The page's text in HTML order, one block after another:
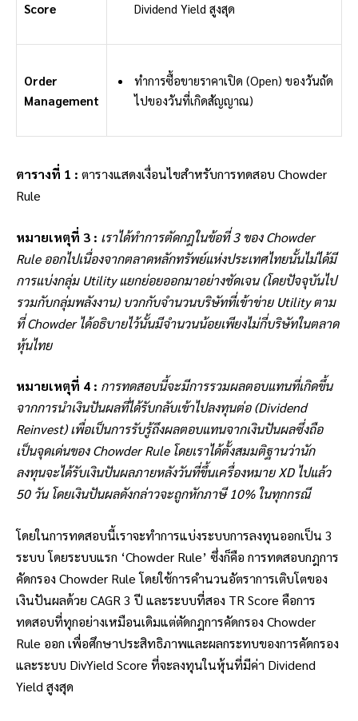
Score
Dividend Yield สูงสุด
Order
Management
ทำการซื้อขายราคาเปิด (Open) ของวันถัด
ไปของวันที่เกิดสัญญาณ)
ตารางที่ 1 : ตารางแสดงเงื่อนไขสำหรับการทดสอบ Chowder
Rule
หมายเหตุที่ 3 : เราได้ทำการตัดกฎในข้อที่ 3 ของ Chowder
Rule ออกไปเนื่องจากตลาดหลักทรัพย์แห่งประเทศไทยนั้นไม่ได้มี
การแบ่งกลุ่ม Utility แยกย่อยออกมาอย่างชัดเจน (โดยปัจจุบันไป
รวมกับกลุ่มพลังงาน) บวกกับจำนวนบริษัทที่เข้าข่าย Utility ตาม
ที่ Chowder ได้อธิบายไว้นั้นมีจำนวนน้อยเพียงไม่กี่บริษัทในตลาด
หุ้นไทย
หมายเหตุที่ 4 : การทดสอบนี้จะมีการรวมผลตอบแทนที่เกิดขึ้น
จากการนำเงินปันผลที่ได้รับกลับเข้าไปลงทุนต่อ (Dividend
Reinvest) เพื่อเป็นการรับรู้ถึงผลตอบแทนจากเงินปันผลซึ่งถือ
เป็นจุดเด่นของ Chowder Rule โดยเราได้ตั้งสมมติฐานว่านัก
ลงทุนจะได้รับเงินปันผลภายหลังวันที่ขึ้นเครื่องหมาย XD ไปแล้ว
50 วัน โดยเงินปันผลดังกล่าวจะถูกหักภาษี 10% ในทุกกรณี
โดยในการทดสอบนี้เราจะทำการแบ่งระบบการลงทุนออกเป็น 3
ระบบ โดยระบบแรก ‘Chowder Rule’ ซึ่งก็คือ การทดสอบกฎการ
คัดกรอง Chowder Rule โดยใช้การคำนวนอัตราการเติบโตของ
เงินปันผลด้วย CAGR 3 ปี และระบบที่สอง TR Score คือการ
ทดสอบที่ทุกอย่างเหมือนเดิมแต่ตัดกฎการคัดกรอง Chowder
Rule ออก เพื่อศึกษาประสิทธิภาพและผลกระทบของการคัดกรอง
และระบบ DivYield Score ที่จะลงทุนในหุ้นที่มีค่า Dividend
Yield สูงสุด